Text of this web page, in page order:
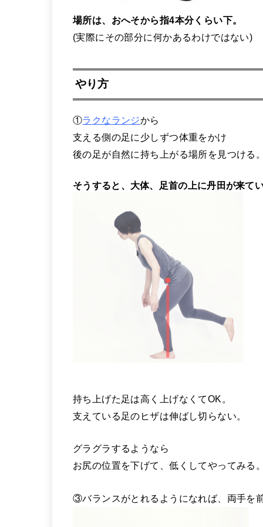
場所は、おへそから指4本分くらい下。
(実際にその部分に何かあるわけではない)
やり方
①ラクなランジから
支える側の足に少しずつ体重をかけ
後の足が自然に持ち上がる場所を見つける。
そうすると、大体、足首の上に丹田が来てい
持ち上げた足は高く上げなくてOK。
支えている足のヒザは伸ばし切らない。
グラグラするようなら
お尻の位置を下げて、低くしてやってみる。
③バランスがとれるようになれば、両手を